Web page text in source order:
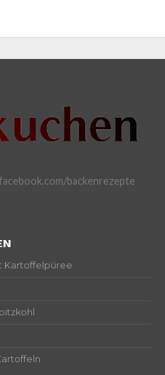
backenrezepte
Kartoffelpüree